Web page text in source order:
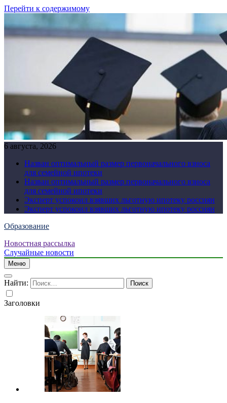
Перейти к содержимому
6 августа, 2026
Назван оптимальный размер первоначального взноса
для семейной ипотеки
Назван оптимальный размер первоначального взноса
для семейной ипотеки
Эксперт успокоил взявших льготную ипотеку россиян
Эксперт успокоил взявших льготную ипотеку россиян
Образование
Новостная рассылка
Случайные новости
Меню
Найти:
Заголовки